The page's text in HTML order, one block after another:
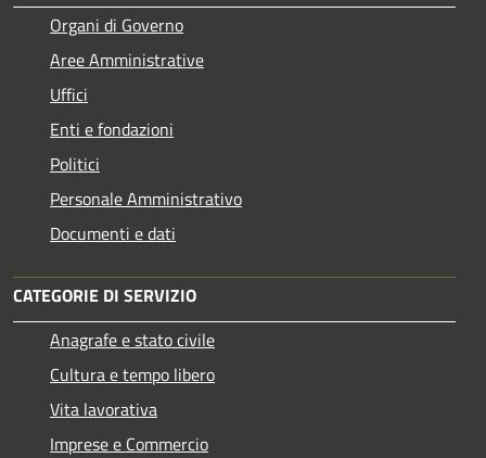
Organi di Governo
Aree Amministrative
Uffici
Enti e fondazioni
Politici
Personale Amministrativo
Documenti e dati
CATEGORIE DI SERVIZIO
Anagrafe e stato civile
Cultura e tempo libero
Vita lavorativa
Imprese e Commercio